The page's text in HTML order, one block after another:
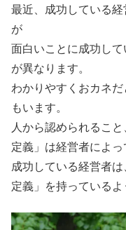
最近、成功している
が
面白いことに成功して
が異なります。
わかりやすくおカネ
もいます。
人から認められるこ
定義」は経営者によっ
成功している経営者
定義」を持っているよ